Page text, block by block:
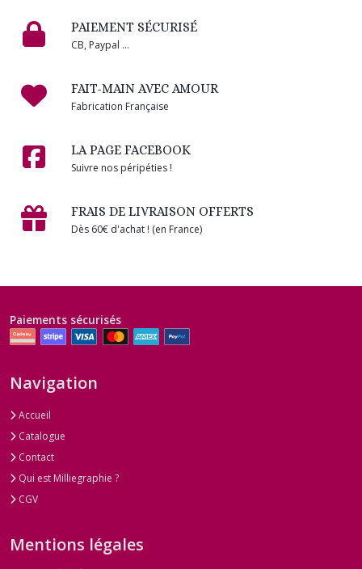
PAIEMENT SÉCURISÉ
CB, Paypal ...
FAIT-MAIN AVEC AMOUR
Fabrication Française
LA PAGE FACEBOOK
Suivre nos péripéties !
FRAIS DE LIVRAISON OFFERTS
Dès 60€ d'achat ! (en France)
Paiements sécurisés
Navigation
Accueil
Catalogue
Contact
Qui est Milliegraphie ?
CGV
Mentions légales